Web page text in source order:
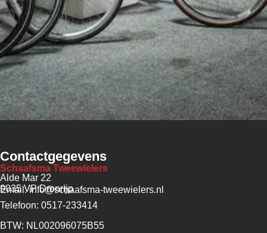
Contactgegevens
Schaafsma Tweewielers
Alde Mar 22
9035 VP Dronrijp
Email: info@schaafsma-tweewielers.nl
Telefoon: 0517-233414
BTW: NL002096075B55